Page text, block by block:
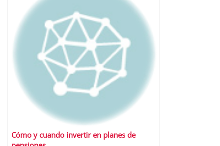
Cómo y cuando invertir en planes de